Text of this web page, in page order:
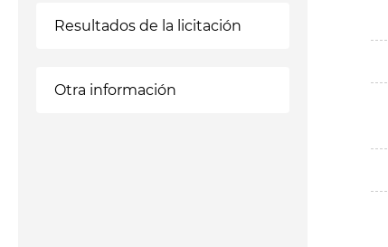
Resultados de la licitación
Otra información